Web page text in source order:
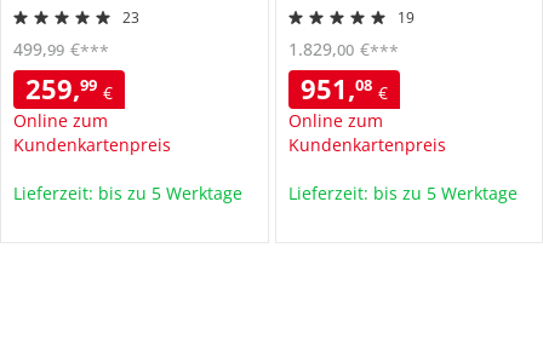
23
259,99 €
Online zum
Kundenkartenpreis
499,99 €***
Lieferzeit: bis zu 5 Werktage
19
951,08 €
Online zum
Kundenkartenpreis
1.829,00 €***
Lieferzeit: bis zu 5 Werktage